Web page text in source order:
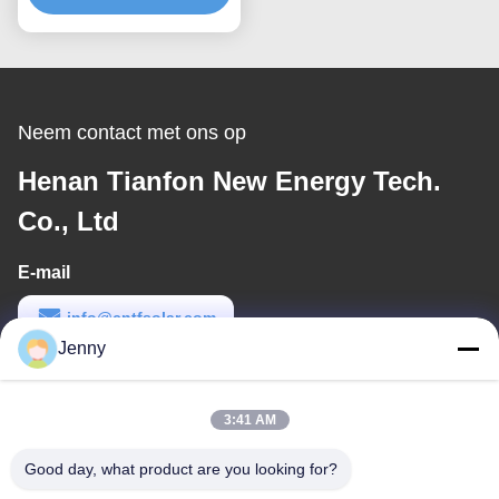
Ontworpen voor
en Eenvoudige Installatie
Neem contact met ons op
Henan Tianfon New Energy Tech.
Co., Ltd
E-mail
info@cntfsolar.com
Werktijd
Jenny
3:41 AM
Good day, what product are you looking for?